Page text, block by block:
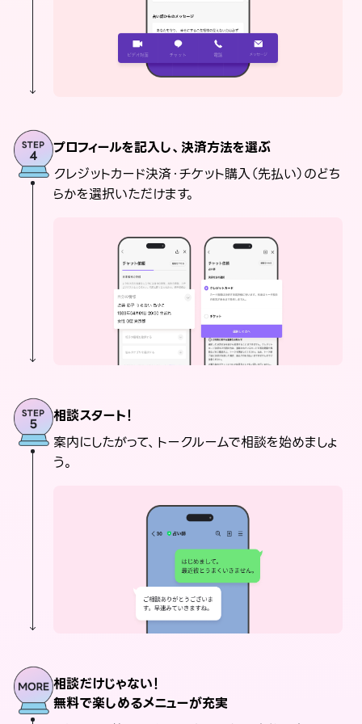
プロフィールを記入し、決済方法を選ぶ
クレジットカード決済・チケット購入（先払い）のどち
らかを選択いただけます。
相談スタート！
案内にしたがって、トークルームで相談を始めましょ
う。
相談だけじゃない！
無料で楽しめるメニューが充実